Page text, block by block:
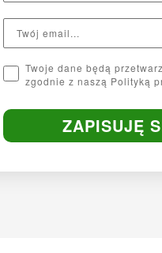
Twoje dane będą
zgodnie z naszą
ZAPISUJĘ